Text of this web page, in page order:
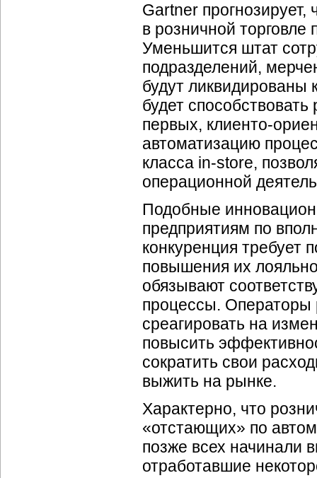
Gartner прогнозирует,
в розничной торговле
Уменьшится штат
подразделений,
будут
будет
первых, клиенто-
автоматизацию
класса in-store,
операционной
Подобные
предприятиям по
конкуренция требует
повышения их
обязывают
процессы. Операторы
среагировать на
повысить
сократить свои
выжить на рынке.
Характерно, что
«отстающих» по
позже всех начинали
отработавшие